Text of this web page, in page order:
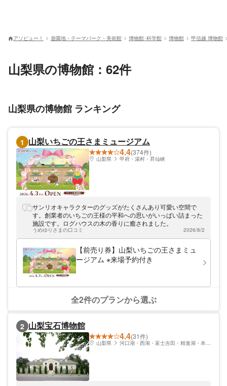
アソビュー！ 遊園地・テーマパーク・美術館 博物館･科学館 博物館 甲信越 博物館
山梨県の博物館：62件
山梨県の博物館 ランキング
1 山梨いちごの王さまミュージアム
4.4(374件)
山梨県 甲府・湯村・昇仙峡
サンリオキャラクターのグッズがたくさんあり可愛い空間で
す。創業者のいちごの王様の平和への思いがいっぱい詰まった
施設です。ログハウスの木の香りに癒されました。
うめゆりさまの口コミ 2026/8/2
【前売り券】山梨いちごの王さまミュ
ージアム ※来場予約付き
全2件のプランから選ぶ
2 山梨宝石博物館
4.4(31件)
山梨県 河口湖・西湖・富士吉田・精進湖・本栖湖